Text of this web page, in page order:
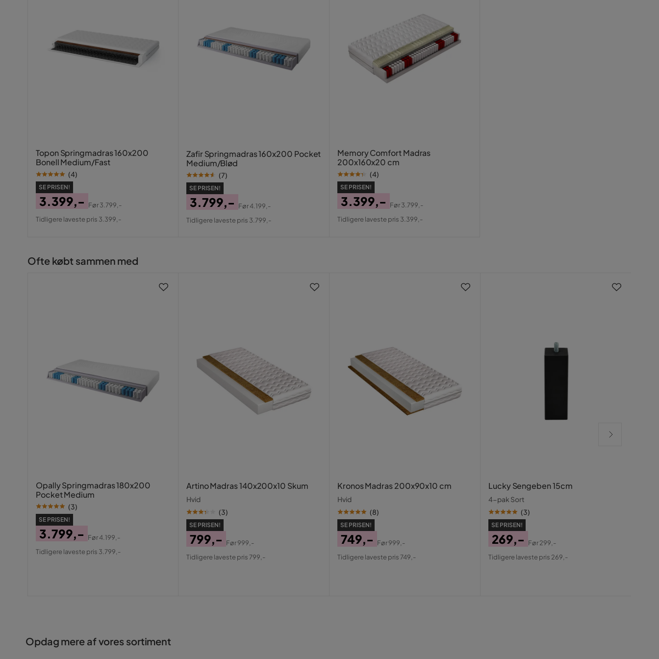
Topon Springmadras 160x200
Bonell Medium/Fast
(4)
SE PRISEN!
Pris
3.399,-
Original
Før3.799,-
Tidligere laveste pris 3.399,-
Zafir Springmadras 160x200 Pocket
Medium/Blød
(7)
SE PRISEN!
Pris
3.799,-
Original
Før4.199,-
Tidligere laveste pris 3.799,-
Memory Comfort Madras
200x160x20 cm
(4)
SE PRISEN!
Pris
3.399,-
Original
Før3.799,-
Tidligere laveste pris 3.399,-
Ofte købt sammen med
Opally Springmadras 180x200
Pocket Medium
(3)
SE PRISEN!
Pris
3.799,-
Original
Før4.199,-
Tidligere laveste pris 3.799,-
Artino Madras 140x200x10 Skum
Hvid
(3)
SE PRISEN!
Pris
799,-
Original
Før999,-
Tidligere laveste pris 799,-
Kronos Madras 200x90x10 cm
Hvid
(8)
SE PRISEN!
Pris
749,-
Original
Før999,-
Tidligere laveste pris 749,-
Lucky Sengeben 15cm
4-pak Sort
(3)
SE PRISEN!
Pris
269,-
Original
Før299,-
Tidligere laveste pris 269,-
Opdag mere af vores sortiment